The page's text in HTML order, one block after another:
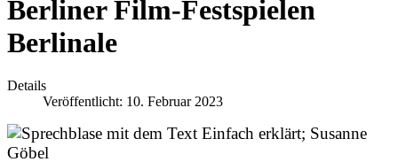
Berliner Film-Festspielen
Berlinale
Details
Veröffentlicht: 10. Februar 2023